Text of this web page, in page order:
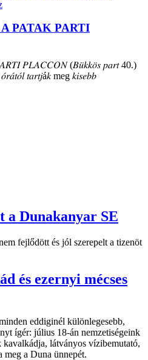
PATAK PARTI
𝑃𝐿𝐴𝐶𝐶𝑂𝑁 (𝐵𝑢̈𝑘𝑘𝑜̈𝑠 𝑝𝑎𝑟𝑡 40.)
𝑡𝑎𝑟𝑡𝑗á𝑘 meg 𝑘𝑖𝑠𝑒𝑏𝑏
a Dunakanyar SE
fejlődött és jól szerepelt a tizenöt
és ezernyi mécses
eddiginél különlegesebb,
ígér: július 18-án nemzetiségeink
látványos vízibemutató,
meg a Duna ünnepét.